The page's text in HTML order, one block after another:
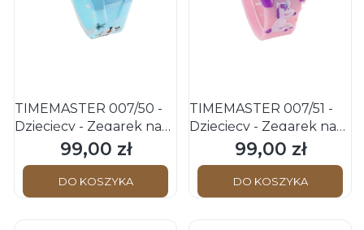
TIMEMASTER 007/50 -
Dziecięcy - Zegarek na
Cena
99,00 zł
DO KOSZYKA
TIMEMASTER 007/51 -
Dziecięcy - Zegarek na
Cena
99,00 zł
DO KOSZYKA